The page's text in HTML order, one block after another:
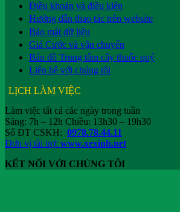
Điều khoản và điều kiện
Hướng dẫn thao tác trên website
Bảo mật dữ liệu
Giá Cước và vận chuyển
Bản đồ Trung tâm cây thuốc quý
Liên hệ với chúng tôi
LỊCH LÀM VIỆC
Làm việc tất cả các ngày trong tuần
Sáng: 7h – 12h Chiều: 13h30 – 19h30
Số ĐT CSKH: 0978.78.44.11
Đơn vị tài trợ: www.xexinh.net
KẾT NỐI VỚI CHÚNG TÔI